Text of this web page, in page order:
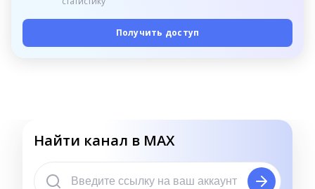
Получить доступ
Найти канал в MAX